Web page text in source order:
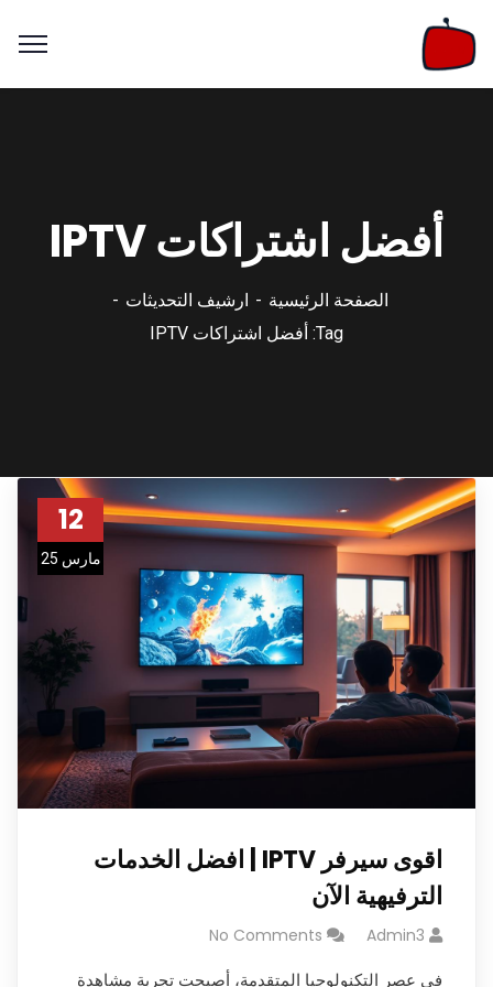
أفضل اشتراكات IPTV
الصفحة الرئيسية
ارشيف التحديثات
Tag: أفضل اشتراكات IPTV
12
مارس 25
اقوى سيرفر IPTV | افضل الخدمات
الترفيهية الآن
Admin3
No Comments
في عصر التكنولوجيا المتقدمة، أصبحت تجربة مشاهدة